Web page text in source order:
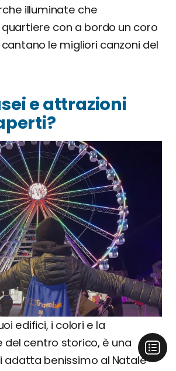
illuminate che
con a bordo un coro
le migliori canzoni del
e attrazioni
edifici, i colori e la
del centro storico, è una
adatta benissimo al Natale